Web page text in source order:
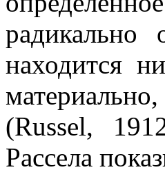
находится
(Russel,
Рассела